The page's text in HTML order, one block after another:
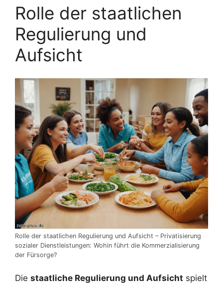
Rolle der staatlichen
Regulierung und
Aufsicht
Rolle der staatlichen Regulierung und Aufsicht – Privatisierung
sozialer Dienstleistungen: Wohin führt die Kommerzialisierung
der Fürsorge?
Die staatliche Regulierung und Aufsicht spielt